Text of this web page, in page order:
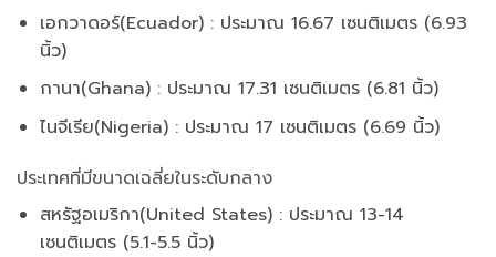
เอกวาดอร์(Ecuador) : ประมาณ 16.67 เซนติเมตร (6.93
นิ้ว)
กานา(Ghana) : ประมาณ 17.31 เซนติเมตร (6.81 นิ้ว)
ไนจีเรีย(Nigeria) : ประมาณ 17 เซนติเมตร (6.69 นิ้ว)
ประเทศที่มีขนาดเฉลี่ยในระดับกลาง
สหรัฐอเมริกา(United States) : ประมาณ 13-14
เซนติเมตร (5.1-5.5 นิ้ว)